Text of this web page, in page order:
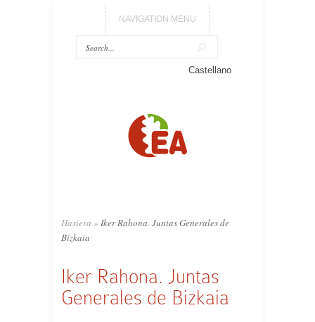
NAVIGATION MENU
Castellano
Hasiera » Iker Rahona. Juntas Generales de
Bizkaia
Iker Rahona. Juntas
Generales de Bizkaia